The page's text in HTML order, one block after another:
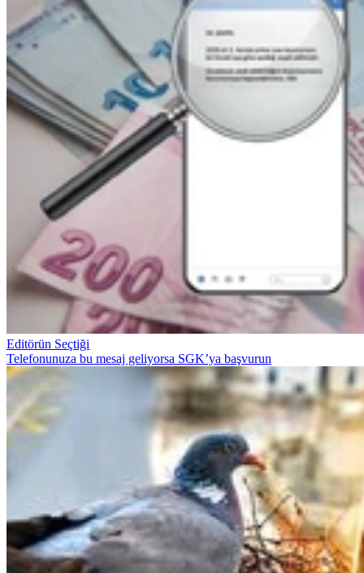
Editörün Seçtiği
Telefonunuza bu mesaj geliyorsa SGK’ya başvurun